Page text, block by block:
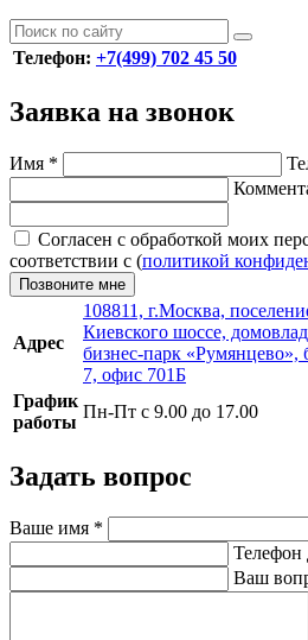
Телефон: +7(499) 702 45 50
Заявка на звонок
Имя *
Согласен с обработкой моих
соответствии с (политикой
Позвоните мне
Адрес
108811, г.Москва,
Киевского шоссе,
бизнес-парк «Румянцево»,
7, офис 701Б
График
работы
Пн-Пт с 9.00 до 17.00
Задать вопрос
Ваше имя *
Телефон
Ваш